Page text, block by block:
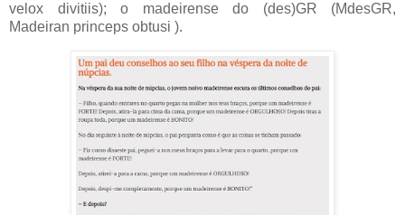
velox divitiis); o madeirense do (des)GR (MdesGR,
Madeiran princeps obtusi ).